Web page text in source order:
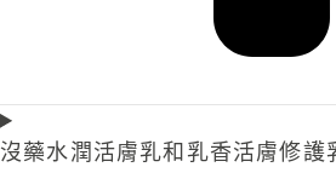
沒藥水潤活膚乳和乳香活膚修護